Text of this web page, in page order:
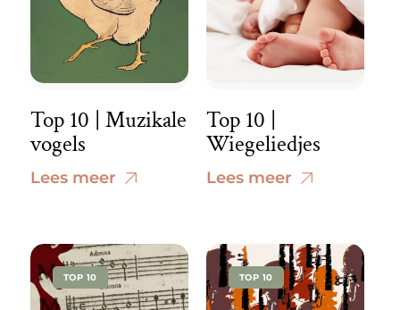
Top 10 | Muzikale
vogels
Lees meer
Top 10 |
Wiegeliedjes
Lees meer
TOP 10 TOP 10